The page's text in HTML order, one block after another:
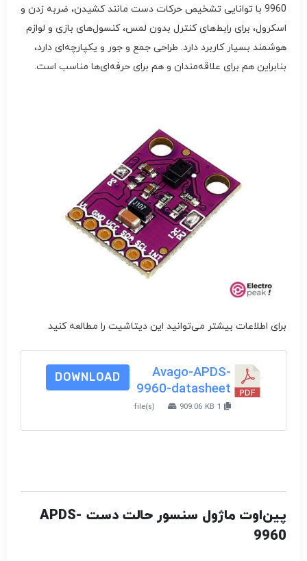
9960 با توانایی تشخیص حرکات دست مانند کشیدن، ضربه زدن و
اسکرول، برای رابط‌های کنترل بدون لمس، کنسول‌های بازی و لوازم
هوشمند بسیار کاربرد دارد. طراحی جمع و جور و یکپارچه‌ای دارد،
بنابراین هم برای علاقه‌مندان و هم برای حرفه‌ای‌ها مناسب است.
برای اطلاعات بیشتر می‌توانید این دیتاشیت را مطالعه کنید
Avago-APDS-
9960-datasheet
909.06 KB
DOWNLOAD
پین‌اوت ماژول سنسور حالت دست APDS-
9960